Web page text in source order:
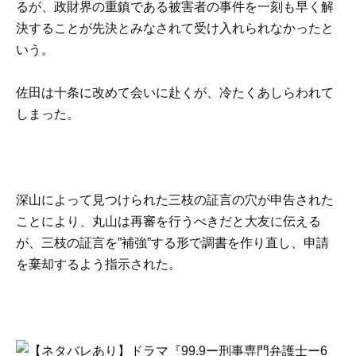
るが、政財界の重鎮である被害者の事件を一刻も早く解
決することが先決とみなされて受け入れられなかったと
いう。
佐田は十条に改めて会いに赴くが、冷たくあしらわれて
しまった。
深山によって見つけられた三枝の証言の穴が申告された
ことにより、丸山は再審を行うべきだと大友に伝える
が、三枝の証言を”補強”する形で調書を作り直し、申請
を棄却するよう指示された。